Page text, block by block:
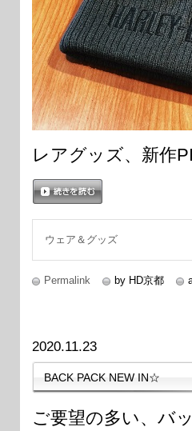
レアグッズ、新作
ウェア＆グッズ
Permalink by HD京都
2020.11.23
BACK PACK NEW IN☆
ご要望の多い、バ